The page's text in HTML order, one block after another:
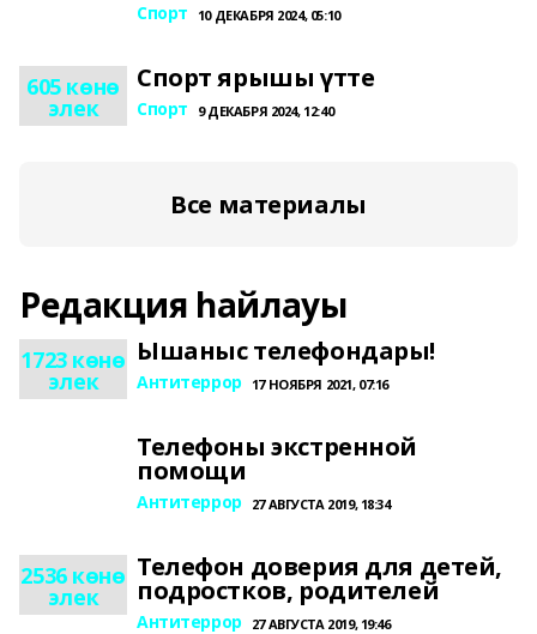
Спорт 10 ДЕКАБРЯ 2024, 05:10
605 көнө
элек
Спорт ярышы үтте
Спорт 9 ДЕКАБРЯ 2024, 12:40
Все материалы
Редакция һайлауы
1723 көнө
элек
Ышаныс телефондары!
Антитеррор 17 НОЯБРЯ 2021, 07:16
Телефоны экстренной
помощи
Антитеррор 27 АВГУСТА 2019, 18:34
2536 көнө
элек
Телефон доверия для детей,
подростков, родителей
Антитеррор 27 АВГУСТА 2019, 19:46